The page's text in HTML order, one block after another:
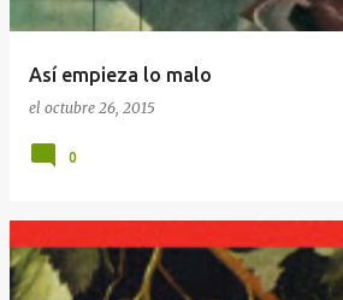
Así empieza lo malo
el octubre 26, 2015
0